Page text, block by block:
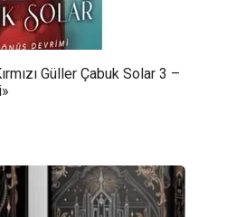
Güller Çabuk Solar 3 –